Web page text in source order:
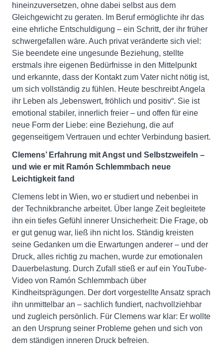
hineinzuversetzen, ohne dabei selbst aus dem
Gleichgewicht zu geraten. Im Beruf ermöglichte ihr das
eine ehrliche Entschuldigung – ein Schritt, der ihr früher
schwergefallen wäre. Auch privat veränderte sich viel:
Sie beendete eine ungesunde Beziehung, stellte
erstmals ihre eigenen Bedürfnisse in den Mittelpunkt
und erkannte, dass der Kontakt zum Vater nicht nötig ist,
um sich vollständig zu fühlen. Heute beschreibt Angela
ihr Leben als „lebenswert, fröhlich und positiv“. Sie ist
emotional stabiler, innerlich freier – und offen für eine
neue Form der Liebe: eine Beziehung, die auf
gegenseitigem Vertrauen und echter Verbindung basiert.
Clemens’ Erfahrung mit Angst und Selbstzweifeln –
und wie er mit Ramón Schlemmbach neue
Leichtigkeit fand
Clemens lebt in Wien, wo er studiert und nebenbei in
der Technikbranche arbeitet. Über lange Zeit begleitete
ihn ein tiefes Gefühl innerer Unsicherheit: Die Frage, ob
er gut genug war, ließ ihn nicht los. Ständig kreisten
seine Gedanken um die Erwartungen anderer – und der
Druck, alles richtig zu machen, wurde zur emotionalen
Dauerbelastung. Durch Zufall stieß er auf ein YouTube-
Video von Ramón Schlemmbach über
Kindheitsprägungen. Der dort vorgestellte Ansatz sprach
ihn unmittelbar an – sachlich fundiert, nachvollziehbar
und zugleich persönlich. Für Clemens war klar: Er wollte
an den Ursprung seiner Probleme gehen und sich von
dem ständigen inneren Druck befreien.